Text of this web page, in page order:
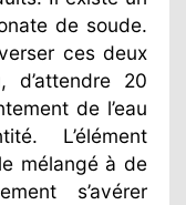
de soude.
ces deux
d’attendre 20
de l’eau
L’élément
mélangé à de
s’avérer